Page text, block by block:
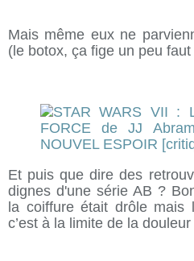
Mais même eux ne
(le botox, ça fige un peu faut
Et puis que dire des
dignes d'une série AB ?
la coiffure était drôle mais
c’est à la limite de la